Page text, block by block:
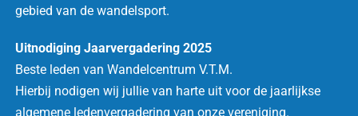
gebied van de wandelsport.
Uitnodiging Jaarvergadering 2025
Beste leden van Wandelcentrum V.T.M.
Hierbij nodigen wij jullie van harte uit voor de jaarlijkse
algemene ledenvergadering van onze vereniging.